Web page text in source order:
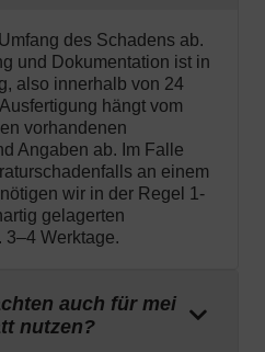
des Schadens ab.
und Dokumentation ist in
also innerhalb von 24
hängt vom
vorhandenen
Angaben ab. Im Falle
an einem
wir in der Regel 1-
gelagerten
3–4 Werktage.
auch für mei
nutzen?